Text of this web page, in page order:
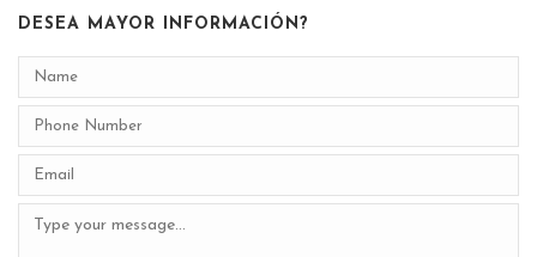
DESEA MAYOR INFORMACIÓN?